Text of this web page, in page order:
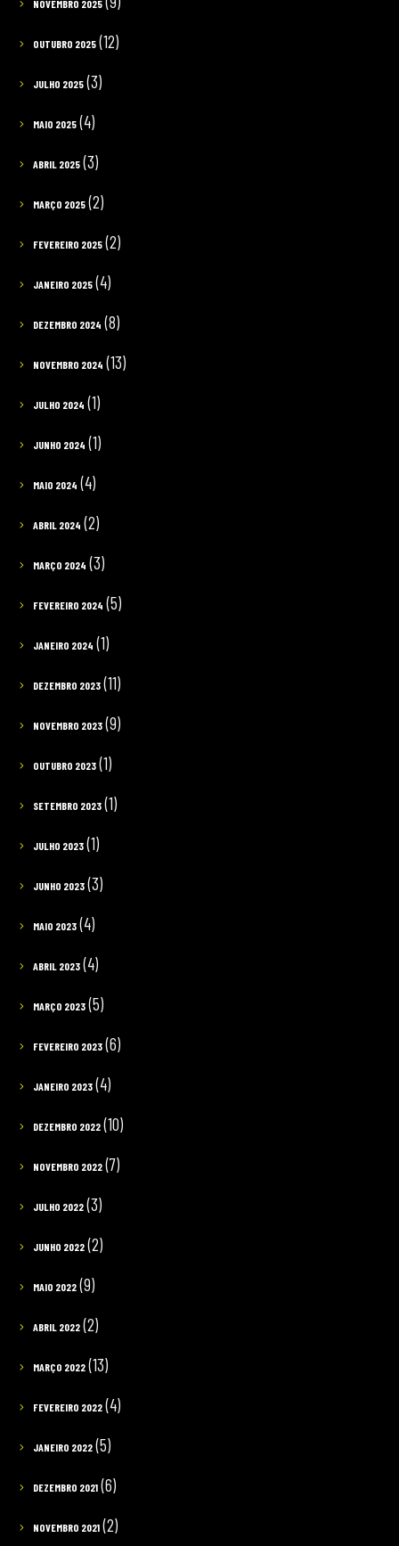
NOVEMBRO 2025
OUTUBRO 2025(12)
JULHO 2025(3)
MAIO 2025(4)
ABRIL 2025(3)
MARÇO 2025(2)
FEVEREIRO 2025(2)
JANEIRO 2025(4)
DEZEMBRO 2024 (8)
NOVEMBRO 2024 (13)
JULHO 2024 (1)
JUNHO 2024 (1)
MAIO 2024 (4)
ABRIL 2024 (2)
MARÇO 2024 (3)
FEVEREIRO 2024 (5)
JANEIRO 2024 (1)
DEZEMBRO 2023(11)
NOVEMBRO 2023(9)
OUTUBRO 2023(1)
SETEMBRO 2023(1)
JULHO 2023(1)
JUNHO 2023(3)
MAIO 2023(4)
ABRIL 2023(4)
MARÇO 2023(5)
FEVEREIRO 2023(6)
JANEIRO 2023(4)
DEZEMBRO 2022(10)
NOVEMBRO 2022(7)
JULHO 2022(3)
JUNHO 2022(2)
MAIO 2022(9)
ABRIL 2022(2)
MARÇO 2022(13)
FEVEREIRO 2022(4)
JANEIRO 2022(5)
DEZEMBRO 2021(6)
NOVEMBRO 2021(2)